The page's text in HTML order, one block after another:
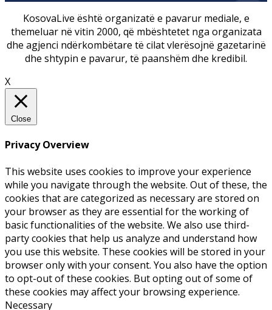
KosovaLive është organizatë e pavarur mediale, e
themeluar në vitin 2000, që mbështetet nga organizata
dhe agjenci ndërkombëtare të cilat vlerësojnë gazetarinë
dhe shtypin e pavarur, të paanshëm dhe kredibil.
X
Close
Privacy Overview
This website uses cookies to improve your experience
while you navigate through the website. Out of these, the
cookies that are categorized as necessary are stored on
your browser as they are essential for the working of
basic functionalities of the website. We also use third-
party cookies that help us analyze and understand how
you use this website. These cookies will be stored in your
browser only with your consent. You also have the option
to opt-out of these cookies. But opting out of some of
these cookies may affect your browsing experience.
Necessary